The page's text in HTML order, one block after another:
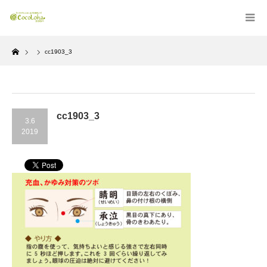
Home
cc1903_3
3.6
2019
cc1903_3